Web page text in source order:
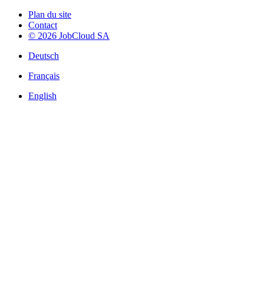
Plan du site
Contact
© 2026 JobCloud SA
Deutsch
Français
English